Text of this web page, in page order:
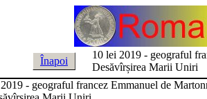
Înapoi
10 lei 2019 - geograful
Desăvîrșirea Marii Uniri